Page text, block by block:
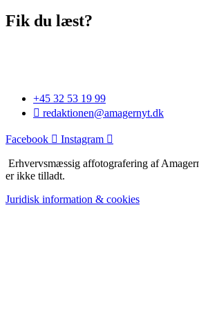
Fik du læst?
+45 32 53 19 99
redaktionen@amagernyt.dk
Facebook Instagram
Erhvervsmæssig affotografering af
er ikke tilladt.
Juridisk information & cookies